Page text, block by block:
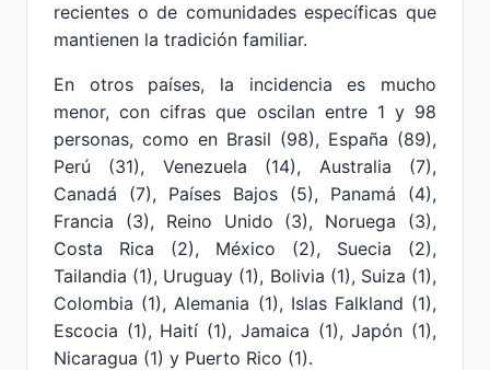
recientes o de comunidades específicas que
mantienen la tradición familiar.
En otros países, la incidencia es mucho
menor, con cifras que oscilan entre 1 y 98
personas, como en Brasil (98), España (89),
Perú (31), Venezuela (14), Australia (7),
Canadá (7), Países Bajos (5), Panamá (4),
Francia (3), Reino Unido (3), Noruega (3),
Costa Rica (2), México (2), Suecia (2),
Tailandia (1), Uruguay (1), Bolivia (1), Suiza (1),
Colombia (1), Alemania (1), Islas Falkland (1),
Escocia (1), Haití (1), Jamaica (1), Japón (1),
Nicaragua (1) y Puerto Rico (1).